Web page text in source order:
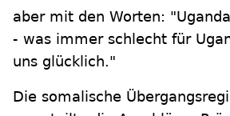
aber mit den Worten:
- was immer schlecht für
uns glücklich."
Die somalische